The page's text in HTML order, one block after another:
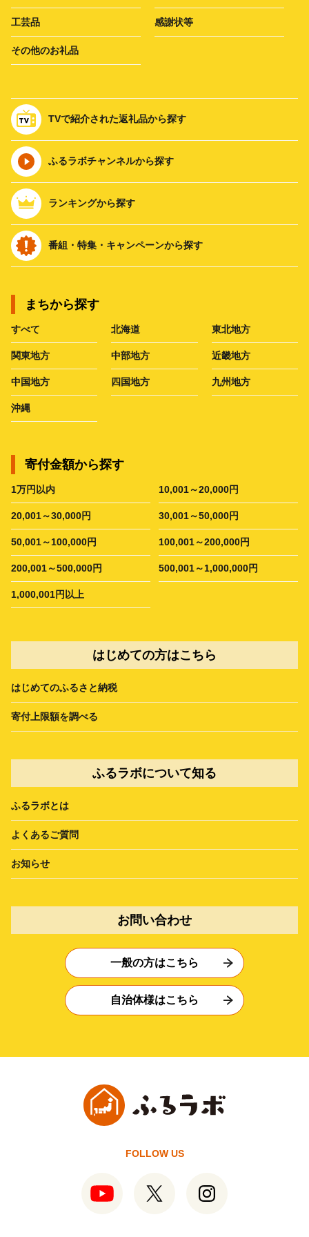
工芸品 感謝状等
その他のお礼品
TVで紹介された返礼品から探す
ふるラボチャンネルから探す
ランキングから探す
番組・特集・キャンペーンから探す
まちから探す
すべて 北海道 東北地方
関東地方 中部地方 近畿地方
中国地方 四国地方 九州地方
沖縄
寄付金額から探す
1万円以内 10,001～20,000円
20,001～30,000円 30,001～50,000円
50,001～100,000円 100,001～200,000円
200,001～500,000円 500,001～1,000,000円
1,000,001円以上
はじめての方はこちら
はじめてのふるさと納税
寄付上限額を調べる
ふるラボについて知る
ふるラボとは
よくあるご質問
お知らせ
お問い合わせ
一般の方はこちら
自治体様はこちら
FOLLOW US